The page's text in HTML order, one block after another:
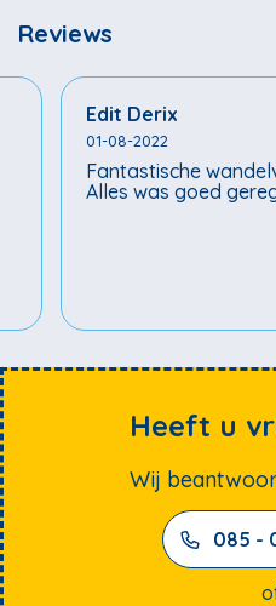
Reviews
Edit Derix
01-08-2022
Fantastische
Alles was goed
Heeft u
Wij
085 -